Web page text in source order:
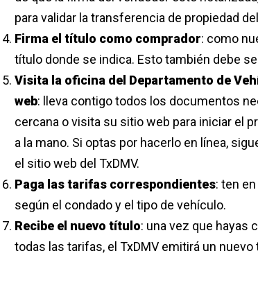
para validar la transferencia de propiedad
Firma el título como comprador: como
título donde se indica. Esto también debe
Visita la oficina del Departamento de
web: lleva contigo todos los documentos
cercana o visita su sitio web para iniciar el
a la mano. Si optas por hacerlo en línea,
el sitio web del TxDMV.
Paga las tarifas correspondientes: ten
según el condado y el tipo de vehículo.
Recibe el nuevo título: una vez que hayas
todas las tarifas, el TxDMV emitirá un